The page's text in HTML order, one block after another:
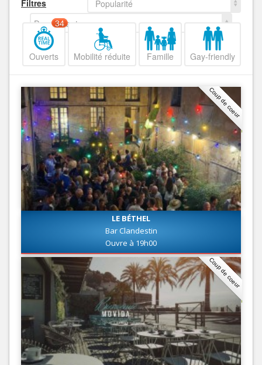
Filtres
Popularité
Decroissant
Ouverts
34
Mobilité réduite Famille Gay-friendly
Coup de coeur
LE BÉTHEL
Bar Clandestin
Ouvre à 19h00
Coup de coeur